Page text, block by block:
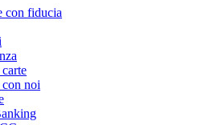
con fiducia
noi